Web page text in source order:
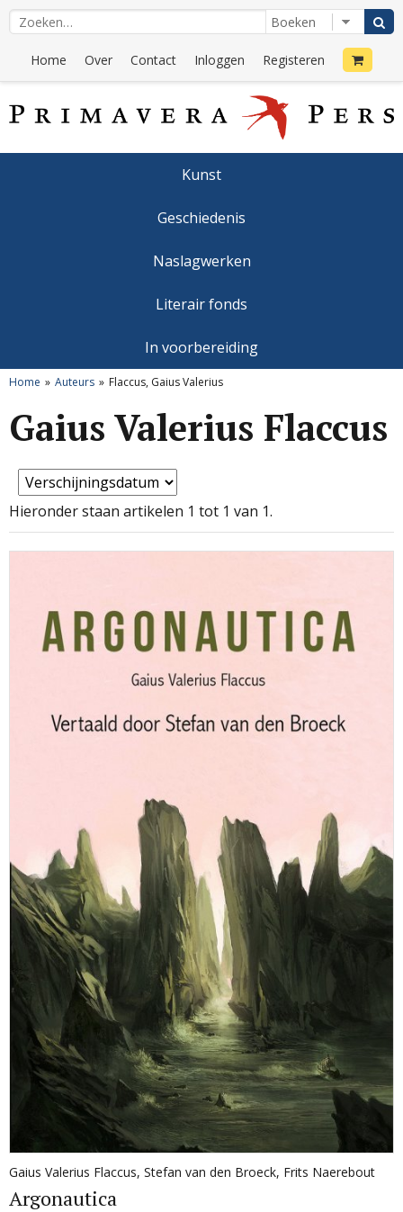
Home Over Contact Inloggen Registeren
Kunst
Geschiedenis
Naslagwerken
Literair fonds
In voorbereiding
Home Auteurs Flaccus, Gaius Valerius
Gaius Valerius Flaccus
Hieronder staan artikelen 1 tot 1 van 1.
Gaius Valerius Flaccus, Stefan van den Broeck, Frits Naerebout
Argonautica